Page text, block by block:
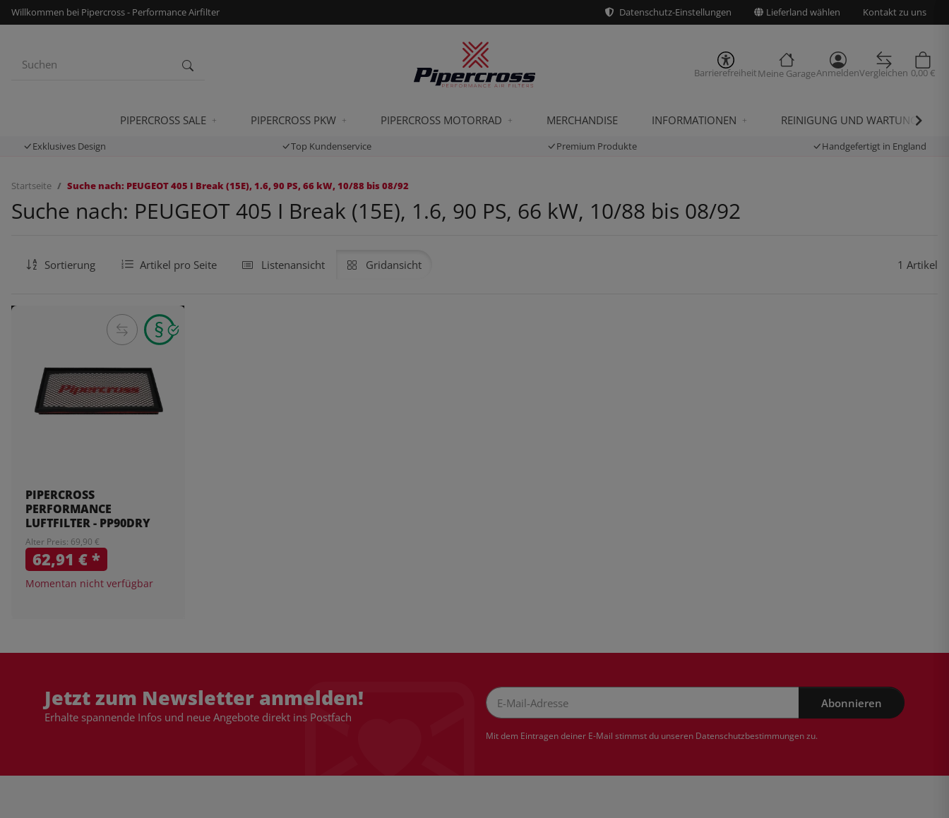
Willkommen bei Pipercross - Performance Airfilter Datenschutz-Einstellungen Lieferland wählen Kontakt zu uns
BarrierefreiheitMeine GarageAnmeldenVergleichen 0,00 €
PIPERCROSS SALE PIPERCROSS PKW PIPERCROSS MOTORRAD MERCHANDISE INFORMATIONEN REINIGUNG UND WARTUNG
Exklusives Design Top Kundenservice Premium Produkte Handgefertigt in England
Startseite Suche nach: PEUGEOT 405 I Break (15E), 1.6, 90 PS, 66 kW, 10/88 bis 08/92
Suche nach: PEUGEOT 405 I Break (15E), 1.6, 90 PS, 66 kW, 10/88 bis 08/92
Sortierung Artikel pro Seite Listenansicht Gridansicht 1 Artikel
PIPERCROSS
PERFORMANCE
LUFTFILTER - PP90DRY
Alter Preis: 69,90 €
62,91 €*
Momentan nicht verfügbar
Jetzt zum Newsletter anmelden!
Erhalte spannende Infos und neue Angebote direkt ins Postfach
Abonnieren
Mit dem Eintragen deiner E-Mail stimmst du unseren Datenschutzbestimmungenzu.